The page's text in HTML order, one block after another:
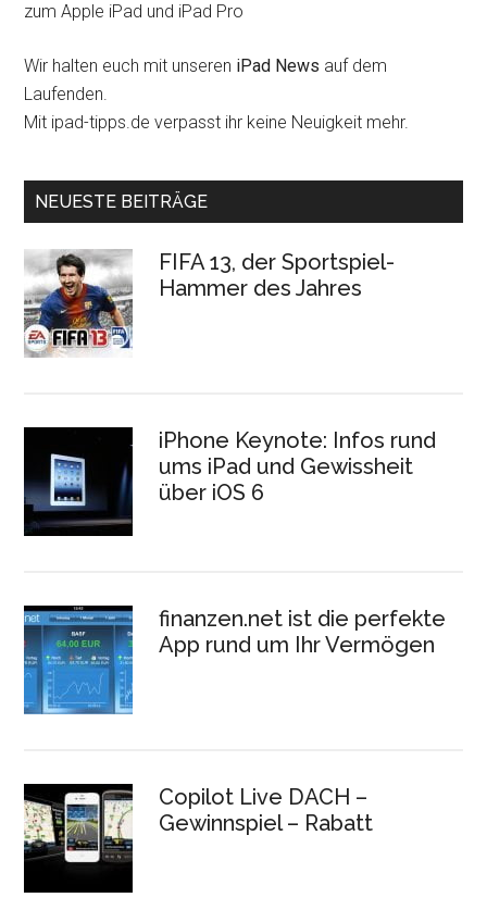
zum Apple iPad und iPad Pro
Wir halten euch mit unseren iPad News auf dem
Laufenden.
Mit ipad-tipps.de verpasst ihr keine Neuigkeit mehr.
NEUESTE BEITRÄGE
FIFA 13, der Sportspiel-
Hammer des Jahres
iPhone Keynote: Infos rund
ums iPad und Gewissheit
über iOS 6
finanzen.net ist die perfekte
App rund um Ihr Vermögen
Copilot Live DACH –
Gewinnspiel – Rabatt